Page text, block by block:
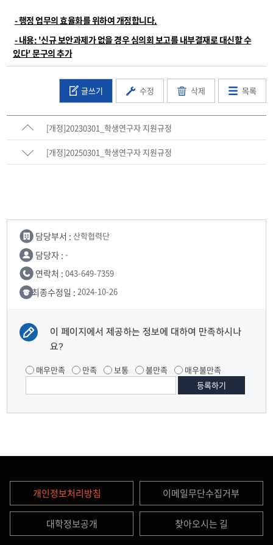
- 행정 업무의 효율화를 위하여 개정합니다.
- 내용: '신규 보안과제가 없을 경우 심의회 보고를 내부결재로 대신할 수
있다' 문구의 추가
글쓰기 수정 삭제 목록
[개정]20230301_학생연구자 지원규정
[개정]20250301_학생연구자 지원규정
담당부서 : 산학협력단
담당자 : -
연락처 : 043-649-7359
최종수정일 : 2024-10-26
이 페이지에서 제공하는 정보에 대하여 만족하시나
요?
매우만족 만족 보통 불만족 매우불만족
개인정보처리방침 이메일무단수집거부
대학정보공개 찾아오시는 길